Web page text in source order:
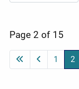
Page 2 of 15
1 2